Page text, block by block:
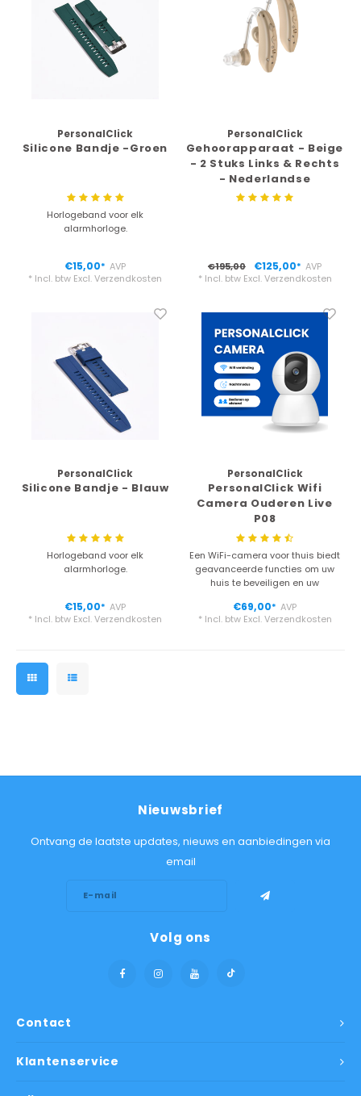
PersonalClick
Silicone Bandje -Groen
Horlogeband voor elk
alarmhorloge.
€15,00* AVP
* Incl. btw Excl.Verzendkosten
PersonalClick
Gehoorapparaat - Beige
- 2 Stuks Links & Rechts
- Nederlandse
Handleiding -
€195,00 €125,00* AVP
* Incl. btw Excl.Verzendkosten
PersonalClick
Silicone Bandje - Blauw
Horlogeband voor elk
alarmhorloge.
€15,00* AVP
* Incl. btw Excl.Verzendkosten
PersonalClick
PersonalClick Wifi
Camera Ouderen Live
P08
Een WiFi-camera voor thuis biedt
geavanceerde functies om uw
huis te beveiligen en uw
€69,00* AVP
* Incl. btw Excl.Verzendkosten
Contact
Nieuwsbrief
Ontvang de laatste updates, nieuws en aanbiedingen via
email
Volg ons
Klantenservice